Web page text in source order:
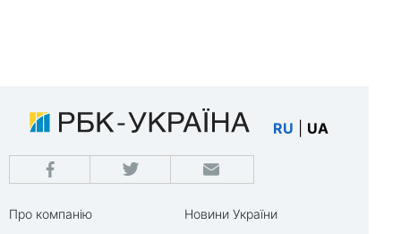
RU UA
Про компанію
Новини України